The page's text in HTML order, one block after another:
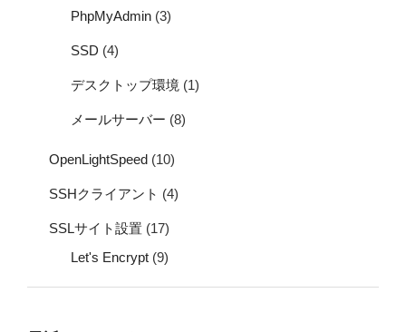
PhpMyAdmin (3)
SSD (4)
デスクトップ環境 (1)
メールサーバー (8)
OpenLightSpeed (10)
SSHクライアント (4)
SSLサイト設置 (17)
Let's Encrypt (9)